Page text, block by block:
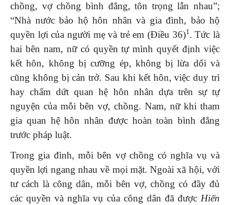
chồng, vợ chồng bình đẳng, tôn trọng lẫn nhau”;
“Nhà nước bảo hộ hôn nhân và gia đình, bảo hộ
quyền lợi của người mẹ và trẻ em (Điều 36)1. Tức là
hai bên nam, nữ có quyền tự mình quyết định việc
kết hôn, không bị cưỡng ép, không bị lừa dối và
cũng không bị cản trở. Sau khi kết hôn, việc duy trì
hay chấm dứt quan hệ hôn nhân dựa trên sự tự
nguyện của mỗi bên vợ, chồng. Nam, nữ khi tham
gia quan hệ hôn nhân được hoàn toàn bình đẳng
trước pháp luật.
Trong gia đình, mỗi bên vợ chồng có nghĩa vụ và
quyền lợi ngang nhau về mọi mặt. Ngoài xã hội, với
tư cách là công dân, mỗi bên vợ, chồng có đầy đủ
các quyền và nghĩa vụ của công dân đã được Hiến